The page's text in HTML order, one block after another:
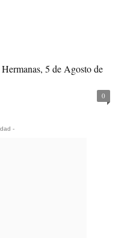
5 de Agosto de
0
-